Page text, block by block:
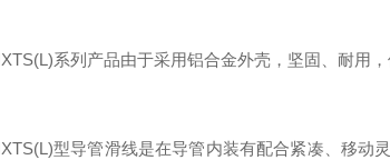
系列产品由于采用铝合金外壳，坚固、耐用，
型导管滑线是在导管内装有配合紧凑、移动